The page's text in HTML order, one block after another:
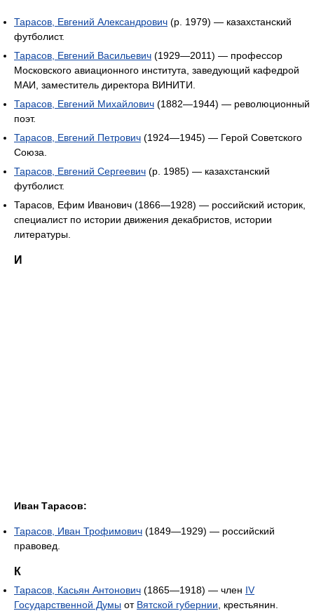
Тарасов, Евгений Александрович (р. 1979) — казахстанский
футболист.
Тарасов, Евгений Васильевич (1929—2011) — профессор
Московского авиационного института, заведующий кафедрой
МАИ, заместитель директора ВИНИТИ.
Тарасов, Евгений Михайлович (1882—1944) — революционный
поэт.
Тарасов, Евгений Петрович (1924—1945) — Герой Советского
Союза.
Тарасов, Евгений Сергеевич (р. 1985) — казахстанский
футболист.
Тарасов, Ефим Иванович (1866—1928) — российский историк,
специалист по истории движения декабристов, истории
литературы.
И
Иван Тарасов:
Тарасов, Иван Трофимович (1849—1929) — российский
правовед.
К
Тарасов, Касьян Антонович (1865—1918) — член IV
Государственной Думы от Вятской губернии , крестьянин.